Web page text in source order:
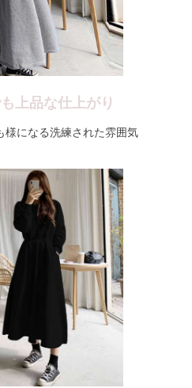
上品な仕上がり
様になる洗練された雰囲気